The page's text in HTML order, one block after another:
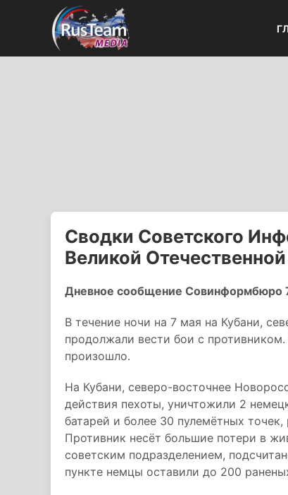
Сводки Советского
Великой
Дневное сообщение Совинформбюро
В течение ночи на 7 мая на Кубани,
продолжали вести бои с
произошло.
На Кубани, северо-восточнее
действия пехоты, уничтожили 2
батарей и более 30 пулемётных
Противник несёт большие потери в
советским подразделением,
пункте немцы оставили до 200